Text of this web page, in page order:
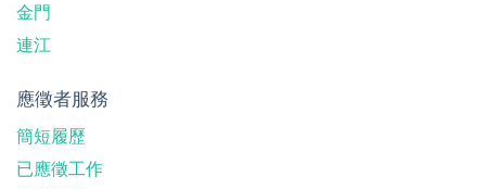
金門
連江
應徵者服務
簡短履歷
已應徵工作